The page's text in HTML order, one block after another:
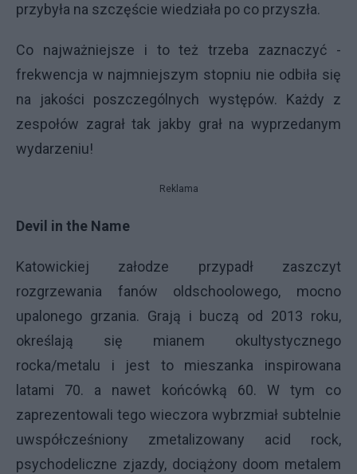
przybyła na szczęście wiedziała po co przyszła.
Co najważniejsze i to też trzeba zaznaczyć -
frekwencja w najmniejszym stopniu nie odbiła się
na jakości poszczególnych występów. Każdy z
zespołów zagrał tak jakby grał na wyprzedanym
wydarzeniu!
Reklama
Devil in the Name
Katowickiej załodze przypadł zaszczyt
rozgrzewania fanów oldschoolowego, mocno
upalonego grzania. Grają i buczą od 2013 roku,
określają się mianem okultystycznego
rocka/metalu i jest to mieszanka inspirowana
latami 70. a nawet końcówką 60. W tym co
zaprezentowali tego wieczora wybrzmiał subtelnie
uwspółcześniony zmetalizowany acid rock,
psychodeliczne zjazdy, dociążony doom metalem